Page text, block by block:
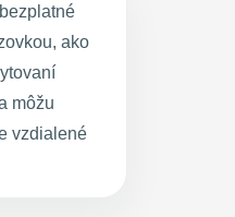
ako
môžu
vzdialené